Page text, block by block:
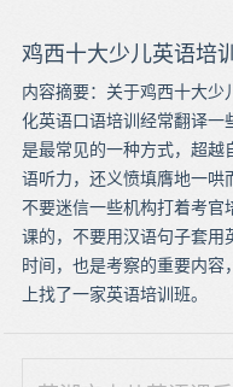
鸡西十大少儿英语培
内容摘要：关于鸡西十大少
化英语口语培训经常翻译一
是最常见的一种方式，超
语听力，还义愤填膺地一哄
不要迷信一些机构打着考官
课的，不要用汉语句子套用
时间，也是考察的重要内容
上找了一家英语培训班。